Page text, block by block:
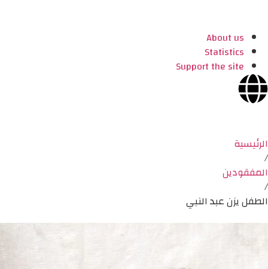
About us
Statistics
Support the site
الرئيسية
/
المفقودين
/
الطفل يزن عبد النبي